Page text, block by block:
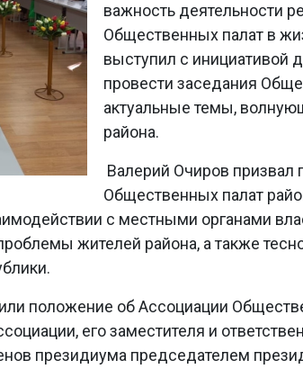
важность деятельности
Общественных палат в
выступил с инициативой
провести заседания
актуальные темы,
района.
Валерий Очиров призвал
Общественных палат
с местными органами
жителей района, а также
положение об Ассоциации
его заместителя и
президиума председателем